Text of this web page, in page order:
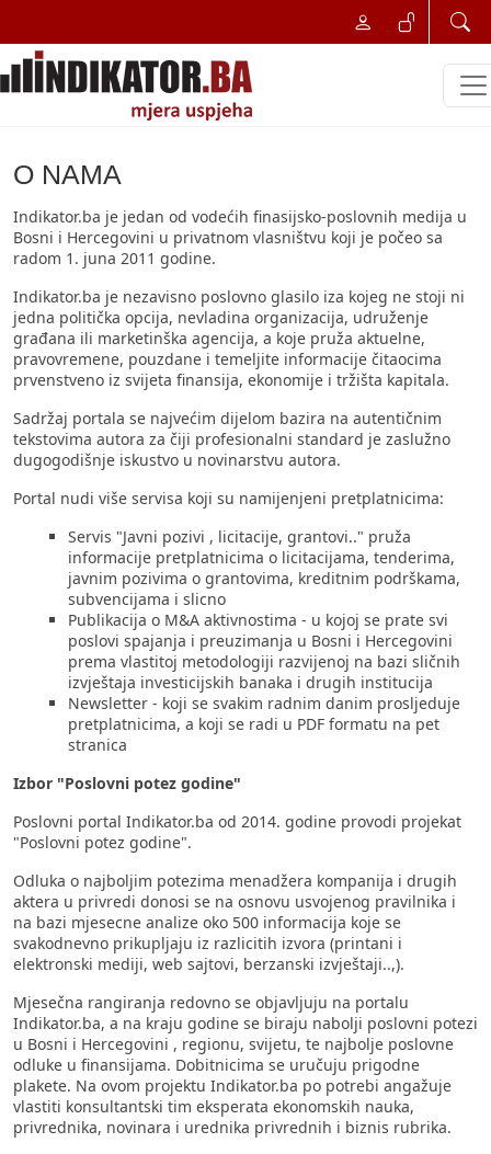
O NAMA
Indikator.ba je jedan od vodećih finasijsko-poslovnih medija u
Bosni i Hercegovini u privatnom vlasništvu koji je počeo sa
radom 1. juna 2011 godine.
Indikator.ba je nezavisno poslovno glasilo iza kojeg ne stoji ni
jedna politička opcija, nevladina organizacija, udruženje
građana ili marketinška agencija, a koje pruža aktuelne,
pravovremene, pouzdane i temeljite informacije čitaocima
prvenstveno iz svijeta finansija, ekonomije i tržišta kapitala.
Sadržaj portala se najvećim dijelom bazira na autentičnim
tekstovima autora za čiji profesionalni standard je zaslužno
dugogodišnje iskustvo u novinarstvu autora.
Portal nudi više servisa koji su namijenjeni pretplatnicima:
Servis "Javni pozivi , licitacije, grantovi.." pruža
informacije pretplatnicima o licitacijama, tenderima,
javnim pozivima o grantovima, kreditnim podrškama,
subvencijama i slicno
Publikacija o M&A aktivnostima - u kojoj se prate svi
poslovi spajanja i preuzimanja u Bosni i Hercegovini
prema vlastitoj metodologiji razvijenoj na bazi sličnih
izvještaja investicijskih banaka i drugih institucija
Newsletter - koji se svakim radnim danim prosljeduje
pretplatnicima, a koji se radi u PDF formatu na pet
stranica
Izbor "Poslovni potez godine"
Poslovni portal Indikator.ba od 2014. godine provodi projekat
"Poslovni potez godine".
Odluka o najboljim potezima menadžera kompanija i drugih
aktera u privredi donosi se na osnovu usvojenog pravilnika i
na bazi mjesecne analize oko 500 informacija koje se
svakodnevno prikupljaju iz razlicitih izvora (printani i
elektronski mediji, web sajtovi, berzanski izvještaji..,).
Mjesečna rangiranja redovno se objavljuju na portalu
Indikator.ba, a na kraju godine se biraju nabolji poslovni potezi
u Bosni i Hercegovini , regionu, svijetu, te najbolje poslovne
odluke u finansijama. Dobitnicima se uručuju prigodne
plakete. Na ovom projektu Indikator.ba po potrebi angažuje
vlastiti konsultantski tim eksperata ekonomskih nauka,
privrednika, novinara i urednika privrednih i biznis rubrika.